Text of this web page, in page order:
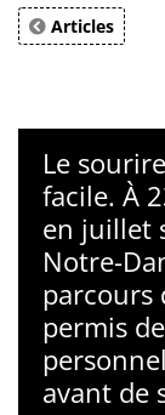
Articles
Le
facile. À
en juillet
Notre-
parcours
permis
avant de